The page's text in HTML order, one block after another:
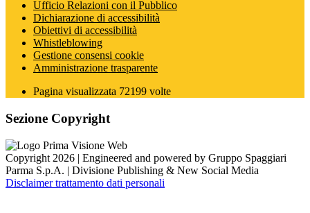
Ufficio Relazioni con il Pubblico
Dichiarazione di accessibilità
Obiettivi di accessibilità
Whistleblowing
Gestione consensi cookie
Amministrazione trasparente
Pagina visualizzata 72199 volte
Sezione Copyright
Copyright 2026 | Engineered and powered by Gruppo Spaggiari
Parma S.p.A. | Divisione Publishing & New Social Media
Disclaimer trattamento dati personali